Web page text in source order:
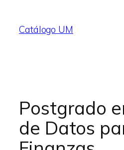
contenido
Catálogo UM
Postgrado
de Datos